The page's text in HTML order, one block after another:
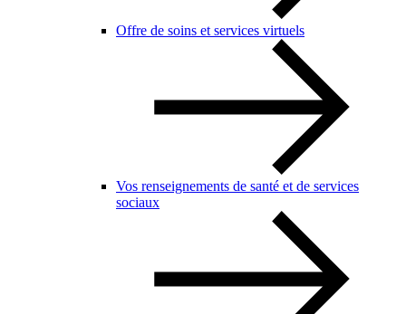
Offre de soins et services virtuels
Vos renseignements de santé et de services
sociaux